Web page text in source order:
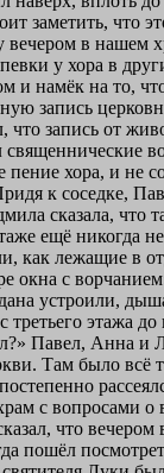
заметить, что
вечером в нашем
у хора в
и намёк на то,
запись
что запись от
пение хора, и не
к соседке,
сказала, что
ещё никогда
как лежащие в
окна с
устроили,
третьего этажа до
Павел, Анна и
Там было всё
с вопросами о
что вечером
пошёл